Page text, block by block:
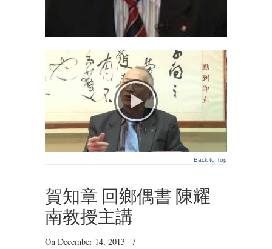
Back to Top
賀知章 回鄉偶書 陳耀
南教授主講
On December 14, 2013
/